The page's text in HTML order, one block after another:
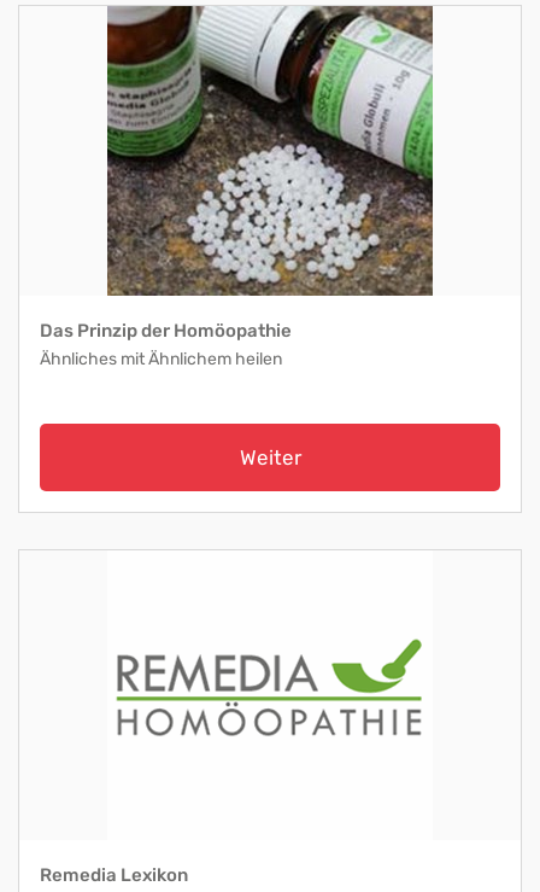
Das Prinzip der Homöopathie
Ähnliches mit Ähnlichem heilen
Weiter
Remedia Lexikon